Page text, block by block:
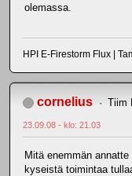
olemassa.
HPI E-Firestorm Flux |
cornelius Tiim
23.09.08 - klo: 21.03
Mitä enemmän
kyseistä toimintaa